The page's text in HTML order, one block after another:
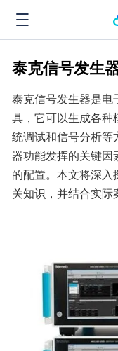
泰克信号发生
泰克信号发生器是
具，它可以生成各
统调试和信号分析等
器功能发挥的关键因
的配置。本文将深
关知识，并结合实际